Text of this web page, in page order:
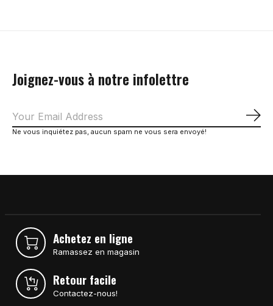
Joignez-vous à notre infolettre
Ne vous inquiétez pas, aucun spam ne vous sera envoyé!
Achetez en ligne
Ramassez en magasin
Retour facile
Contactez-nous!